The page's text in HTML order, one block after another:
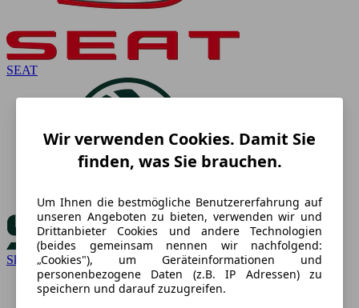
SEAT
Skoda
Wir verwenden Cookies. Damit Sie
finden, was Sie brauchen.
Um Ihnen die bestmögliche Benutzererfahrung auf
unseren Angeboten zu bieten, verwenden wir und
Drittanbieter Cookies und andere Technologien
(beides gemeinsam nennen wir nachfolgend:
„Cookies"), um Geräteinformationen und
personenbezogene Daten (z.B. IP Adressen) zu
speichern und darauf zuzugreifen.